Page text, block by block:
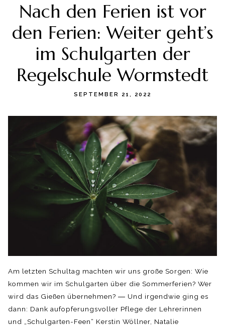
content
Nach den Ferien ist vor
den Ferien: Weiter geht’s
im Schulgarten der
Regelschule Wormstedt
SEPTEMBER 21, 2022
Am letzten Schultag machten wir uns große Sorgen: Wie
kommen wir im Schulgarten über die Sommerferien? Wer
wird das Gießen übernehmen? ― Und irgendwie ging es
dann: Dank aufopferungsvoller Pflege der Lehrerinnen
und „Schulgarten-Feen“ Kerstin Wöllner, Natalie